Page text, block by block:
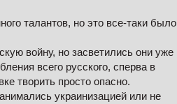
талантов, но это все-таки было
войну, но засветились они уже
всего русского, сперва в
творить просто опасно.
украинизацией или не